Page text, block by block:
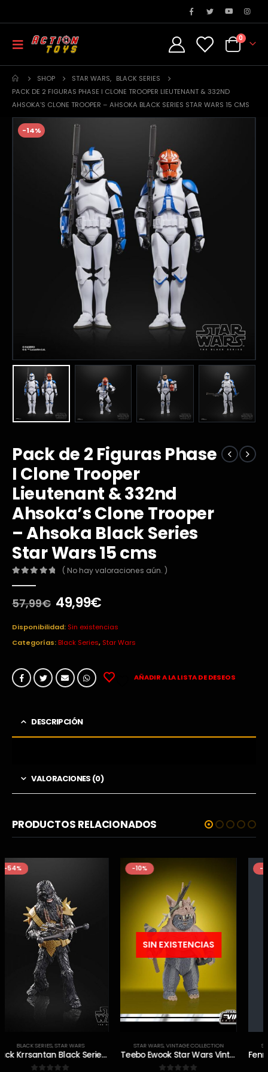
0
SHOP STAR WARS, BLACK SERIES
PACK DE 2 FIGURAS PHASE I CLONE TROOPER LIEUTENANT & 332ND
AHSOKA’S CLONE TROOPER – AHSOKA BLACK SERIES STAR WARS 15 CMS
-14%
Pack de 2 Figuras Phase
I Clone Trooper
Lieutenant & 332nd
Ahsoka’s Clone Trooper
– Ahsoka Black Series
Star Wars 15 cms
( No hay valoraciones aún. )
57,99€ El
precio
original
era:
49,99€El
actual
es:
Disponibilidad: Sin existencias
Categorías:Black Series, Star Wars
AÑADIR A LA LISTA DE DESEOS
DESCRIPCIÓN
VALORACIONES (0)
PRODUCTOS RELACIONADOS
-10%
SIN EXISTENCIAS
STAR WARS,VINTAGE COLLECTION
Teebo Ewook Star Wars Vintage
-24%
SIN EXISTENCIAS
STAR WARS,VINTAGE COLLECTION
Fennec Shand Book Of Boba Fett The Vintage Collection Figura 10 cm